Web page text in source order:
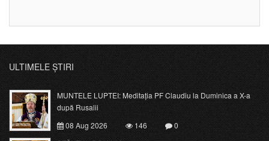
ULTIMELE ȘTIRI
MUNTELE LUPTEI: Meditația PF Claudiu la Duminica a X-a
după Rusalii
08 Aug 2026
146
0